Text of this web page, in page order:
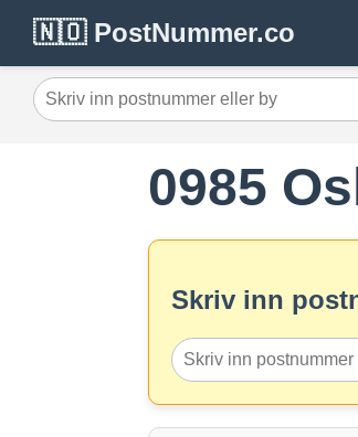
🇳🇴 PostNummer.co
0985
Skriv inn